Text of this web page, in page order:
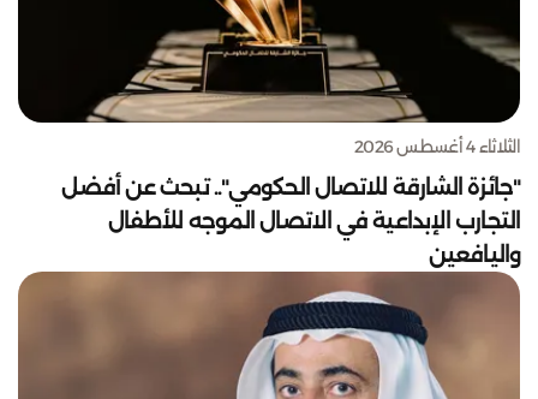
الثلاثاء 4 أغسطس 2026
"جائزة الشارقة للاتصال الحكومي".. تبحث عن أفضل
التجارب الإبداعية في الاتصال الموجه للأطفال
واليافعين